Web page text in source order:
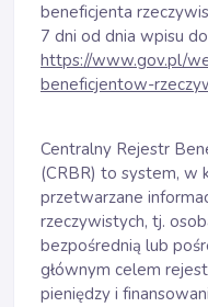
beneficjenta
7 dni od dnia wpisu
https://www.gov.pl/
beneficjentow-
Centralny Rejestr
(CRBR) to system, w
przetwarzane
rzeczywistych, tj.
bezpośrednią lub
głównym celem
pieniędzy i